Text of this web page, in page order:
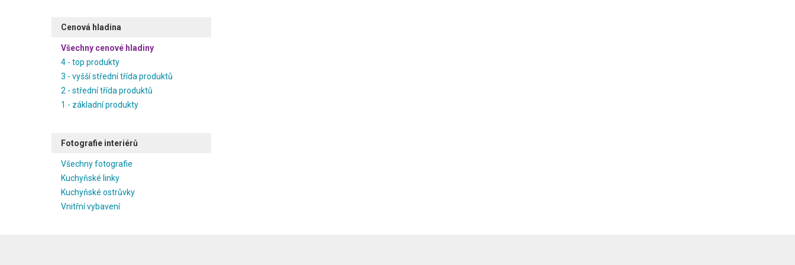
Cenová hladina
Všechny cenové hladiny
4 - top produkty
3 - vyšší střední třída produktů
2 - střední třída produktů
1 - základní produkty
Fotografie interiérů
Všechny fotografie
Kuchyňské linky
Kuchyňské ostrůvky
Vnitřní vybavení